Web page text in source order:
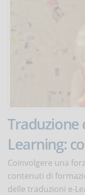
Traduzione
Learning:
Coinvolgere una
contenuti di
delle traduzioni e-